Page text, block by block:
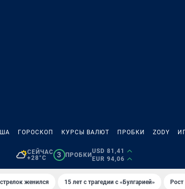
ГОРОСКОП КУРСЫ ВАЛЮТ ПРОБКИ ZODY
СЕЙЧАС
+28°C
3 ПРОБКИ
USD 81,41
EUR 94,06
женился 15 лет с трагедии с «Булгарией»